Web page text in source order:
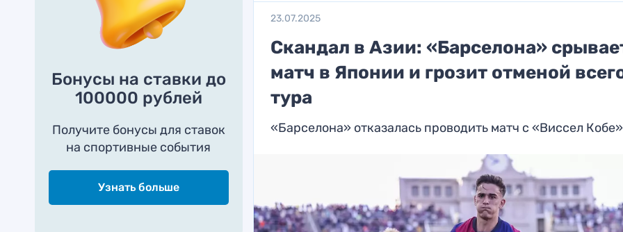
Бонусы на ставки до
100000 рублей
Получите бонусы для ставок
на спортивные события
Узнать больше
23.07.2025
Скандал в Азии: «Барселона»
матч в Японии и грозит отменой
тура
«Барселона» отказалась проводить матч с «Виссел Кобе»